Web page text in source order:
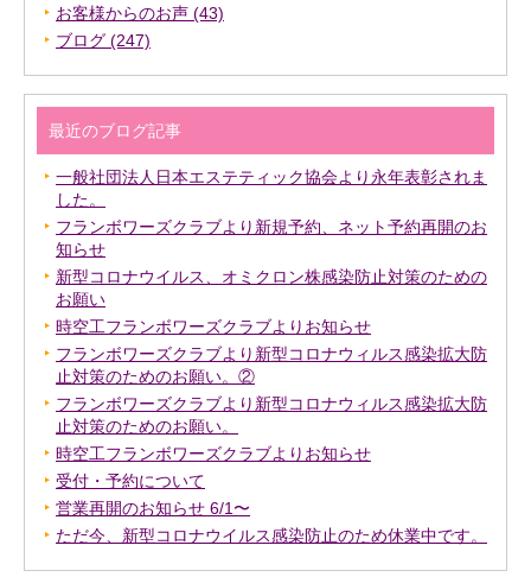
お客様からのお声 (43)
ブログ (247)
最近のブログ記事
一般社団法人日本エステティック協会より永年表彰されま
した。
フランボワーズクラブより新規予約、ネット予約再開のお
知らせ
新型コロナウイルス、オミクロン株感染防止対策のための
お願い
時空工フランボワーズクラブよりお知らせ
フランボワーズクラブより新型コロナウィルス感染拡大防
止対策のためのお願い。②
フランボワーズクラブより新型コロナウィルス感染拡大防
止対策のためのお願い。
時空工フランボワーズクラブよりお知らせ
受付・予約について
営業再開のお知らせ 6/1〜
ただ今、新型コロナウイルス感染防止のため休業中です。